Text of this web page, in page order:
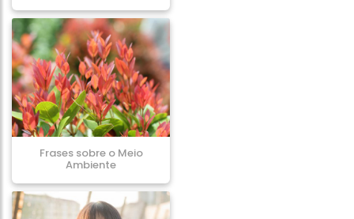
Frases sobre o Meio
Ambiente